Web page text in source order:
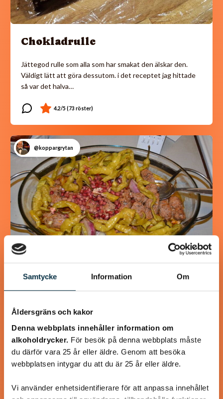
Samtycke Information Om
Åldersgräns och kakor
Denna webbplats innehåller information om
alkoholdrycker. För besök på denna webbplats måste
du därför vara 25 år eller äldre. Genom att besöka
webbplatsen intygar du att du är 25 år eller äldre.
Vi använder enhetsidentifierare för att anpassa innehållet
Chokladrulle
Jättegod rulle som alla som har smakat den älskar den.
Väldigt lätt att göra dessutom. i det receptet jag hittade
så var det halva…
@koppargrytan
Turkisk köfte
En längtan till Turkisk mat
@koppargrytan